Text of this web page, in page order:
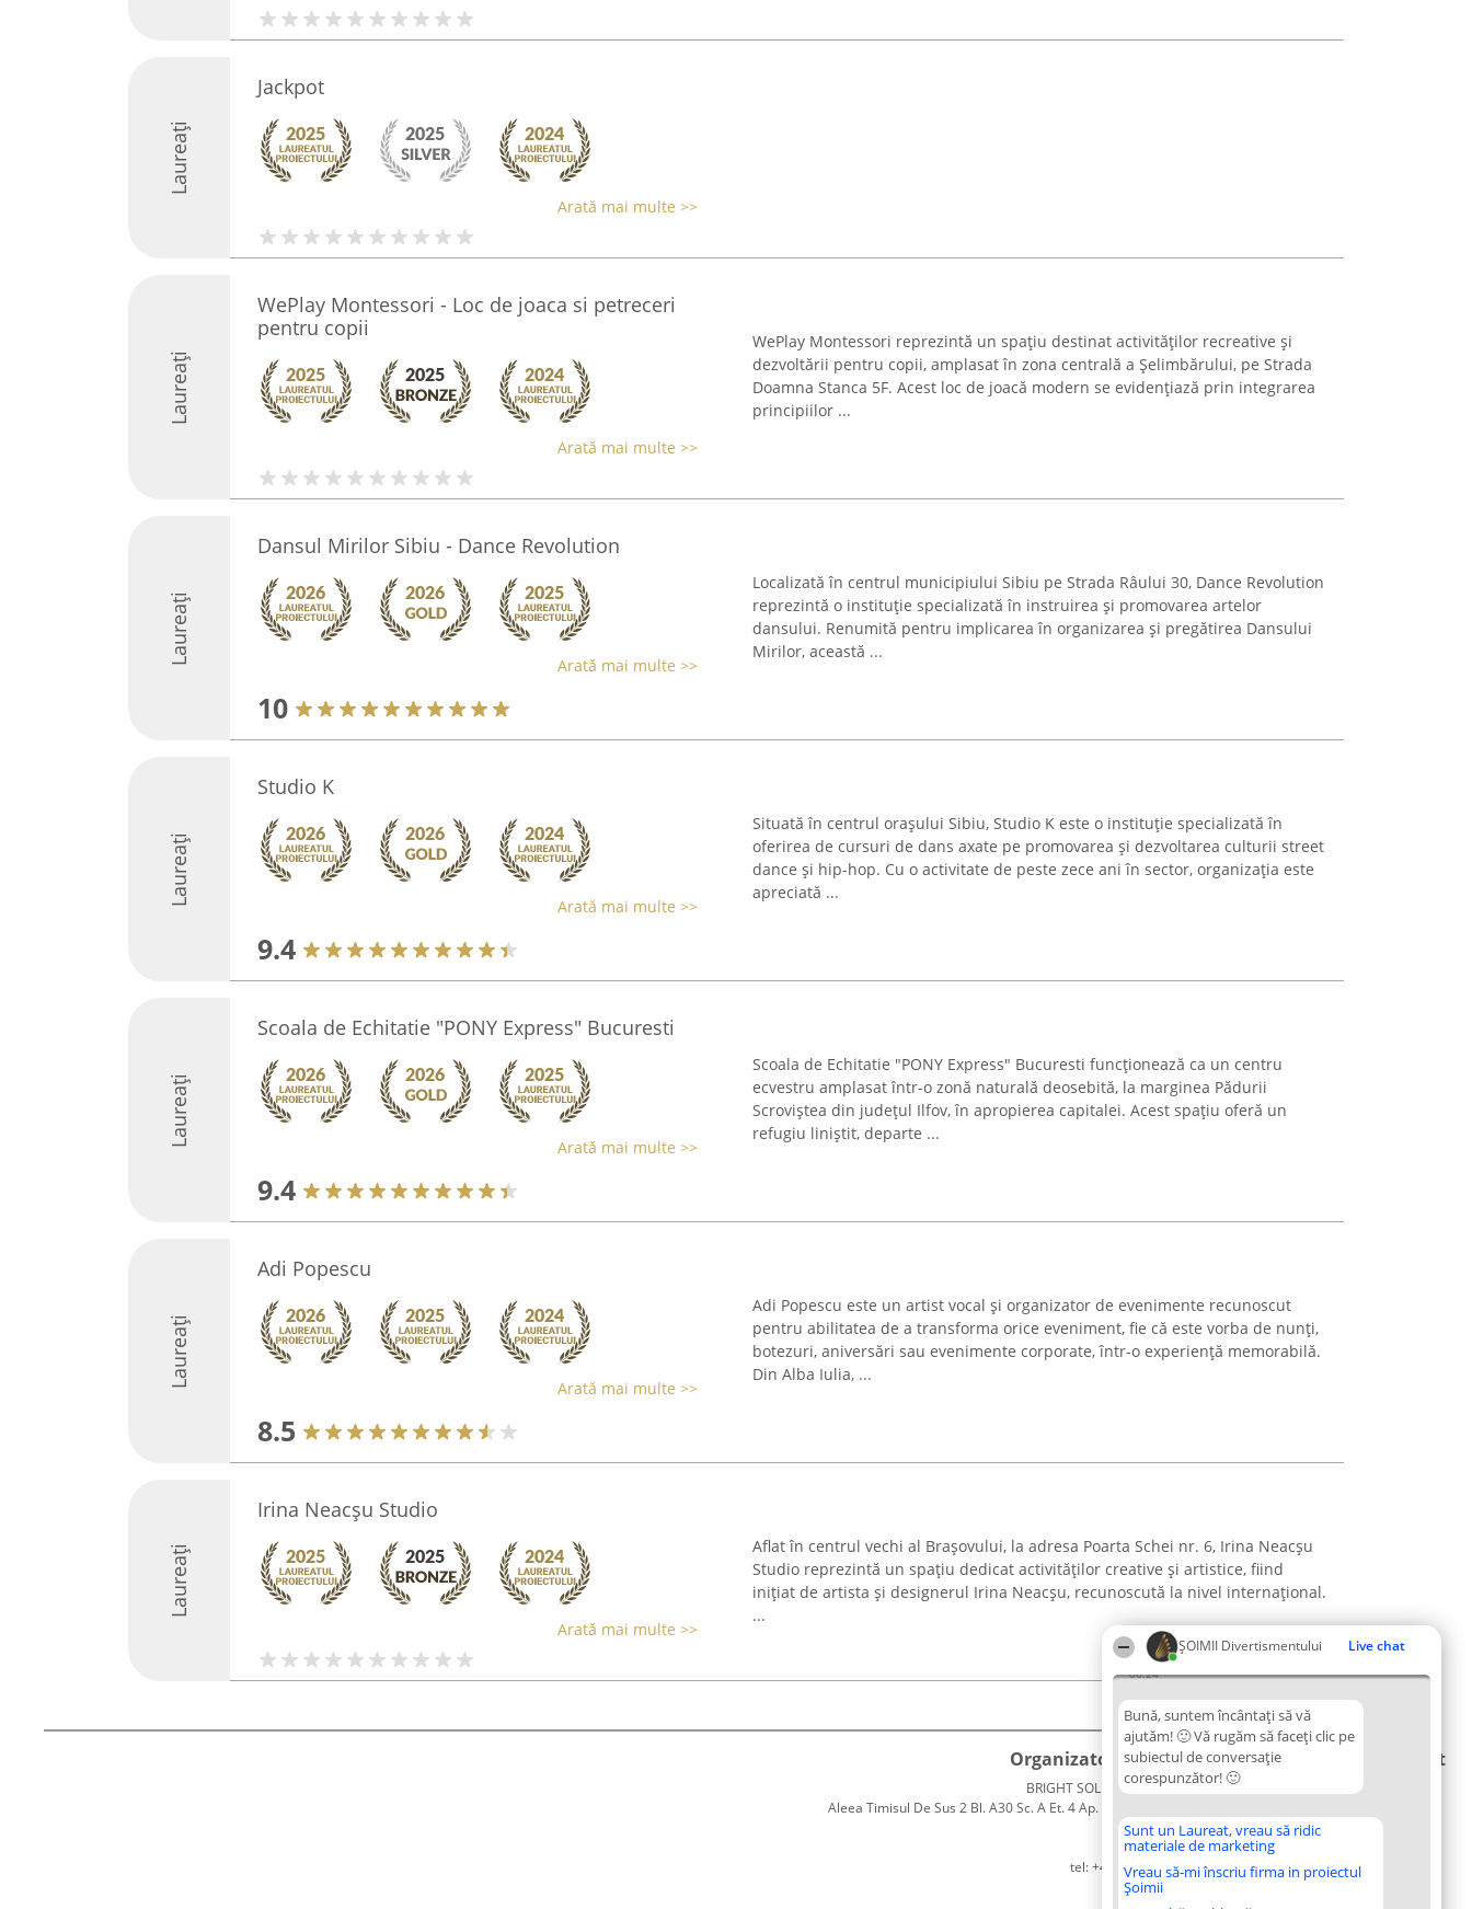
ŞOIMII Divertismentului Live chat
06:24
Bună, suntem încântați să vă
ajutăm! 🙂 Vă rugăm să faceți clic pe
subiectul de conversație
corespunzător! 🙂
Sunt un Laureat, vreau să ridic
materiale de marketing
Vreau să-mi înscriu firma in proiectul
Șoimii
Laureați
Jackpot
Arată mai multe >>
Laureați
WePlay Montessori - Loc de joaca si petreceri
pentru copii
Arată mai multe >>
WePlay Montessori reprezintă un spațiu destinat activităților recreative și
dezvoltării pentru copii, amplasat în zona centrală a Șelimbărului, pe Strada
Doamna Stanca 5F. Acest loc de joacă modern se evidențiază prin integrarea
principiilor ...
Laureați
Dansul Mirilor Sibiu - Dance Revolution
Arată mai multe >>
10
Localizată în centrul municipiului Sibiu pe Strada Râului 30, Dance Revolution
reprezintă o instituție specializată în instruirea și promovarea artelor
dansului. Renumită pentru implicarea în organizarea și pregătirea Dansului
Mirilor, această ...
Laureați
Studio K
Arată mai multe >>
9.4
Situată în centrul orașului Sibiu, Studio K este o instituție specializată în
oferirea de cursuri de dans axate pe promovarea și dezvoltarea culturii street
dance și hip-hop. Cu o activitate de peste zece ani în sector, organizația este
apreciată ...
Laureați
Scoala de Echitatie "PONY Express" Bucuresti
Arată mai multe >>
9.4
Scoala de Echitatie "PONY Express" Bucuresti funcționează ca un centru
ecvestru amplasat într-o zonă naturală deosebită, la marginea Pădurii
Scroviștea din județul Ilfov, în apropierea capitalei. Acest spațiu oferă un
refugiu liniștit, departe ...
Laureați
Adi Popescu
Arată mai multe >>
8.5
Adi Popescu este un artist vocal și organizator de evenimente recunoscut
pentru abilitatea de a transforma orice eveniment, fie că este vorba de nunți,
botezuri, aniversări sau evenimente corporate, într-o experiență memorabilă.
Din Alba Iulia, ...
Laureați
Irina Neacșu Studio
Arată mai multe >>
Aflat în centrul vechi al Brașovului, la adresa Poarta Schei nr. 6, Irina Neacșu
Studio reprezintă un spațiu dedicat activităților creative și artistice, fiind
inițiat de artista și designerul Irina Neacșu, recunoscută la nivel internațional.
...
Organizator Ranking
BRIGHT SOLUTIONS BR SRL
Aleea Timisul De Sus 2 Bl. A30 Sc. A Et. 4 Ap. 13 Cod 061952
București
CUI 36737675
tel: +40 770 990 492
Plebiscyt
Tuturor
Laureaților
Reguli
Contact